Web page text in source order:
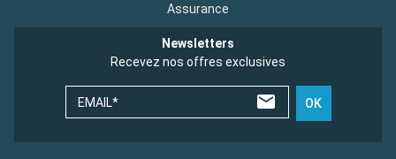
Assurance
Newsletters
Recevez nos offres exclusives
EMAIL* OK